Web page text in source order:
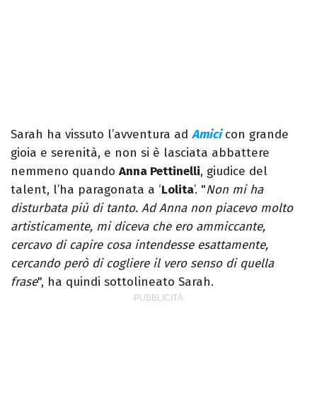
Sarah ha vissuto l’avventura ad Amici con grande
gioia e serenità, e non si è lasciata abbattere
nemmeno quando Anna Pettinelli, giudice del
talent, l’ha paragonata a ‘Lolita’. "Non mi ha
disturbata più di tanto. Ad Anna non piacevo molto
artisticamente, mi diceva che ero ammiccante,
cercavo di capire cosa intendesse esattamente,
cercando però di cogliere il vero senso di quella
frase", ha quindi sottolineato Sarah.